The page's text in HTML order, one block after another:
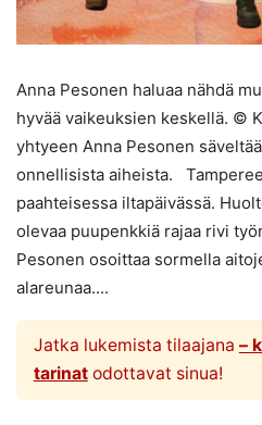
Anna Pesonen haluaa nähdä
hyvää vaikeuksien keskellä. ©
yhtyeen Anna Pesonen
onnellisista aiheista.
paahteisessa iltapäivässä.
olevaa puupenkkiä rajaa rivi
Pesonen osoittaa sormella
alareunaa....
Jatka lukemista tilaajana –
tarinatodottavat sinua!